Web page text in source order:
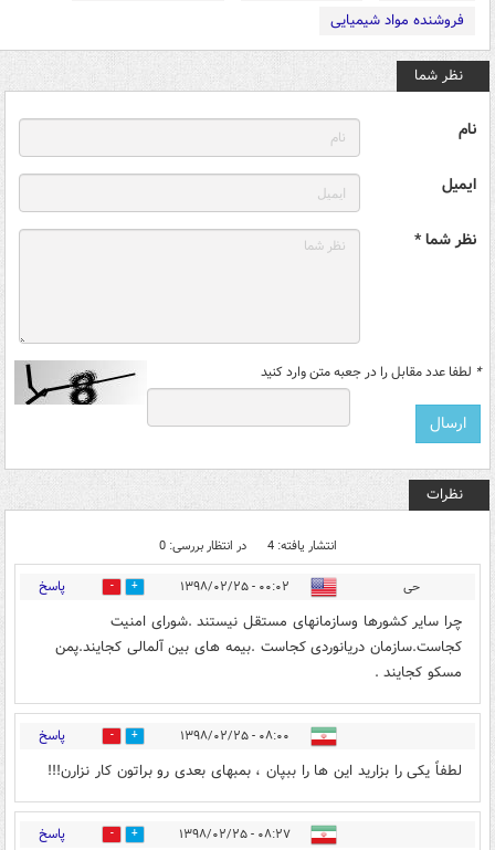
فروشنده مواد شیمیایی
نظر شما
نام
ایمیل
نظر شما *
* لطفا عدد مقابل را در جعبه متن وارد کنید
نظرات
انتشار یافته: 4 در انتظار بررسی: 0
حی ۰۰:۰۲ - ۱۳۹۸/۰۲/۲۵ 0 پاسخ
چرا سایر کشورها وسازمانهای مستقل نیستند .شورای امنیت
کجاست.سازمان دریانوردی کجاست .بیمه های بین آلمالی کجایند.پمن
مسکو کجایند .
۰۸:۰۰ - ۱۳۹۸/۰۲/۲۵ 2 پاسخ
لطفاً یکی را بزارید این ها را ببپان ، بمبهای بعدی رو براتون کار نزارن!!!
۰۸:۲۷ - ۱۳۹۸/۰۲/۲۵ 0 پاسخ